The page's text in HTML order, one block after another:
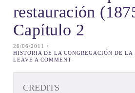
restauración
Capítulo 2
26/06/2011
HISTORIA DE LA CONGREGACIÓN DE LA
LEAVE A COMMENT
CREDITS